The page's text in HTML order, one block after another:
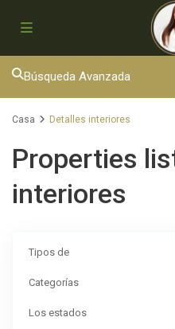
Búsqueda Avanzada
Casa Detalles interiores
Properties
interiores
Tipos de
Categorías
Los estados